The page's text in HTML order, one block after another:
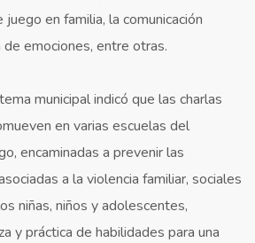
en familia, la comunicación
emociones, entre otras.
municipal indicó que las charlas
en varias escuelas del
encaminadas a prevenir las
a la violencia familiar, sociales
niñas, niños y adolescentes,
y práctica de habilidades para una